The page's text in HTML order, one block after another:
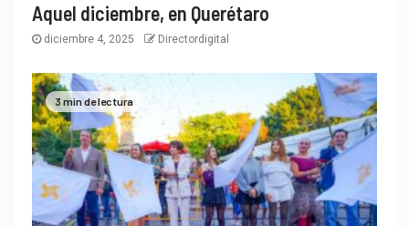
Aquel diciembre, en Querétaro
diciembre 4, 2025 Directordigital
3 min de lectura